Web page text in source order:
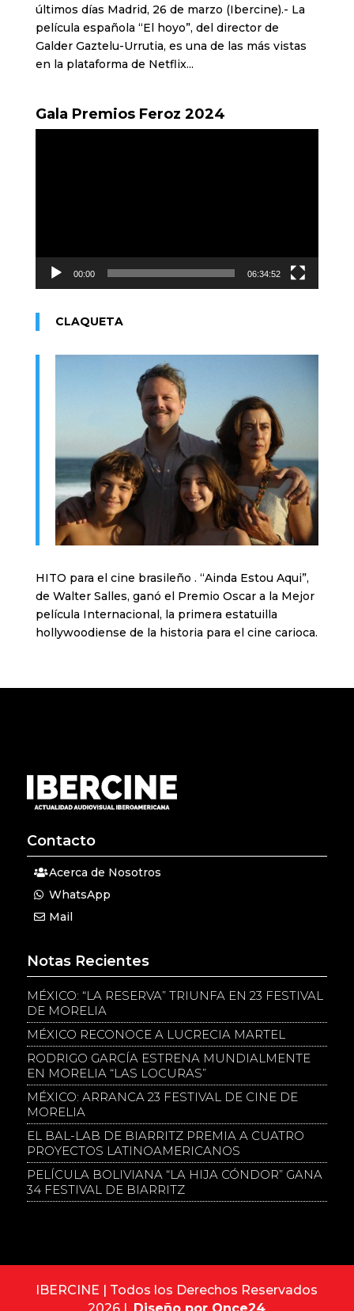
últimos días Madrid, 26 de marzo (Ibercine).- La
película española “El hoyo”, del director de
Galder Gaztelu-Urrutia, es una de las más vistas
en la plataforma de Netflix...
Gala Premios Feroz 2024
00:00 06:34:52
CLAQUETA
HITO para el cine brasileño . “Ainda Estou Aqui”,
de Walter Salles, ganó el Premio Oscar a la Mejor
película Internacional, la primera estatuilla
hollywoodiense de la historia para el cine carioca.
Contacto
Acerca de Nosotros
WhatsApp
Mail
Notas Recientes
MÉXICO: “LA RESERVA” TRIUNFA EN 23 FESTIVAL
DE MORELIA
MÉXICO RECONOCE A LUCRECIA MARTEL
RODRIGO GARCÍA ESTRENA MUNDIALMENTE
EN MORELIA “LAS LOCURAS”
MÉXICO: ARRANCA 23 FESTIVAL DE CINE DE
MORELIA
EL BAL-LAB DE BIARRITZ PREMIA A CUATRO
PROYECTOS LATINOAMERICANOS
PELÍCULA BOLIVIANA “LA HIJA CÓNDOR” GANA
34 FESTIVAL DE BIARRITZ
IBERCINE | Todos los Derechos Reservados
2026 | Diseño por Once24